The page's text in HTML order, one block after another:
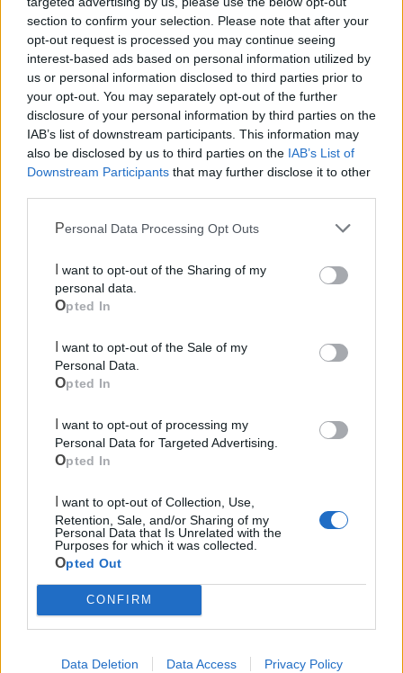
section to confirm your selection. Please note that after your
opt-out request is processed you may continue seeing
interest-based ads based on personal information utilized by
us or personal information disclosed to third parties prior to
your opt-out. You may separately opt-out of the further
disclosure of your personal information by third parties on the
IAB’s list of downstream participants. This information may
also be disclosed by us to third parties on the IAB’s List of
Downstream Participants that may further disclose it to other
Personal Data Processing Opt Outs
personal data.
Opted In
Personal Data.
Opted In
Personal Data for Targeted Advertising.
Opted In
Retention, Sale, and/or Sharing of my
Personal Data that Is Unrelated with the
Purposes for which it was collected.
Opted Out
CONFIRM
Data Deletion Data Access Privacy Policy
Cia Agricoltori Italiani | Puglia - Area Due
Mari
Le ultime notizie di Castellaneta